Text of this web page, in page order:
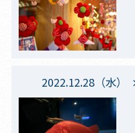
2022.12.28（水）